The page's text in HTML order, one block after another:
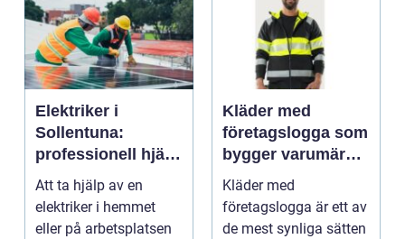
Elektriker i
Sollentuna:
professionell hjälp
när du behöver det
Att ta hjälp av en
elektriker i hemmet
eller på arbetsplatsen
Kläder med
företagslogga som
bygger varumärke
i vardagen
Kläder med
företagslogga är ett av
de mest synliga sätten